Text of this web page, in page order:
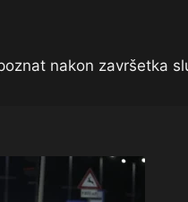
nakon završetka